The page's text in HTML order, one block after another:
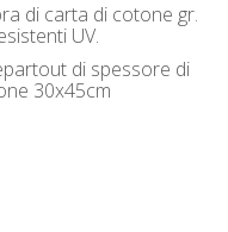
di carta di cotone gr.
UV.
di spessore di
30x45cm